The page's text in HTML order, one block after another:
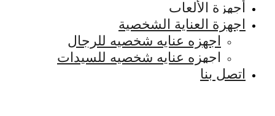
أجهزة الألعاب
اجهزة العناية الشخصية
اجهزه عنايه شخصيه للرجال
اجهزه عنايه شخصيه للسيدات
اتصل بنا